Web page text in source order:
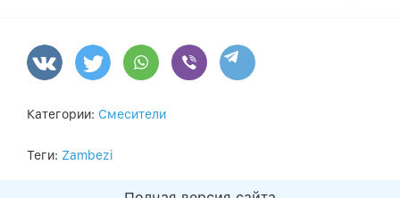
Категории: Смесители
Теги: Zambezi